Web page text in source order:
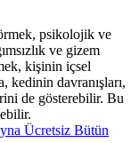
psikolojik ve
ve gizem
kişinin içsel
kedinin davranışları,
de gösterebilir. Bu
Ücretsiz Bütün